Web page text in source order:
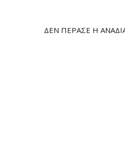
ΔΕΝ ΠΈΡΑΣΕ Η